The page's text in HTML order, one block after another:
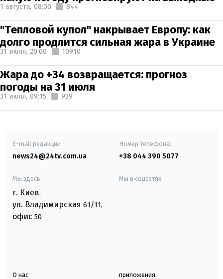
1 августа, 08:00 844
"Тепловой купол" накрывает Европу: как
долго продлится сильная жара в Украине
31 июля, 20:00 10910
Жара до +34 возвращается: прогноз
погоды на 31 июля
31 июля, 09:15 939
E-mail редакции
news24@24tv.com.ua
Номер телефона:
+38 044 390 5077
Мы здесь:
г. Киев,
ул. Владимирская 61/11,
офис 50
Мы в соцсетях:
О нас приложения